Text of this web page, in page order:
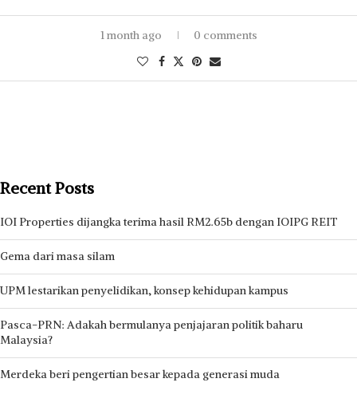
1 month ago 0 comments
Recent Posts
IOI Properties dijangka terima hasil RM2.65b dengan IOIPG REIT
Gema dari masa silam
UPM lestarikan penyelidikan, konsep kehidupan kampus
Pasca-PRN: Adakah bermulanya penjajaran politik baharu
Malaysia?
Merdeka beri pengertian besar kepada generasi muda